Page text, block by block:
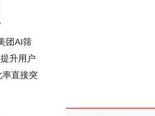
团AI筛
升用户
直接突